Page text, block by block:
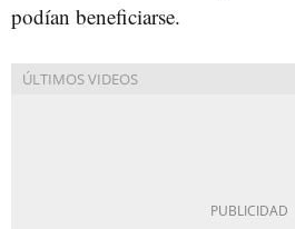
podían beneficiarse.